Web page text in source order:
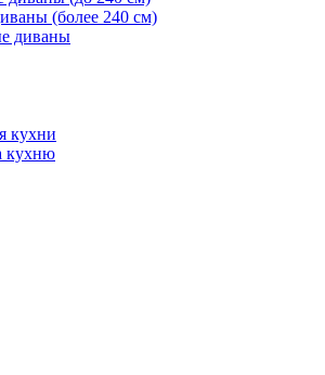
(более 240 см)
диваны
кухни
кухню